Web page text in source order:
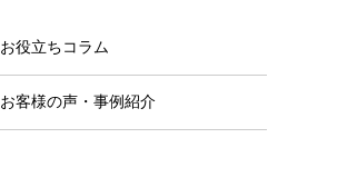
お役立ちコラム
お客様の声・事例紹介